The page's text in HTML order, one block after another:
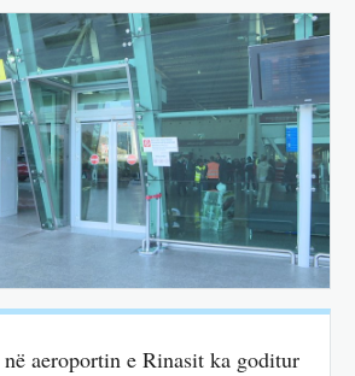
aeroportin e Rinasit ka goditur